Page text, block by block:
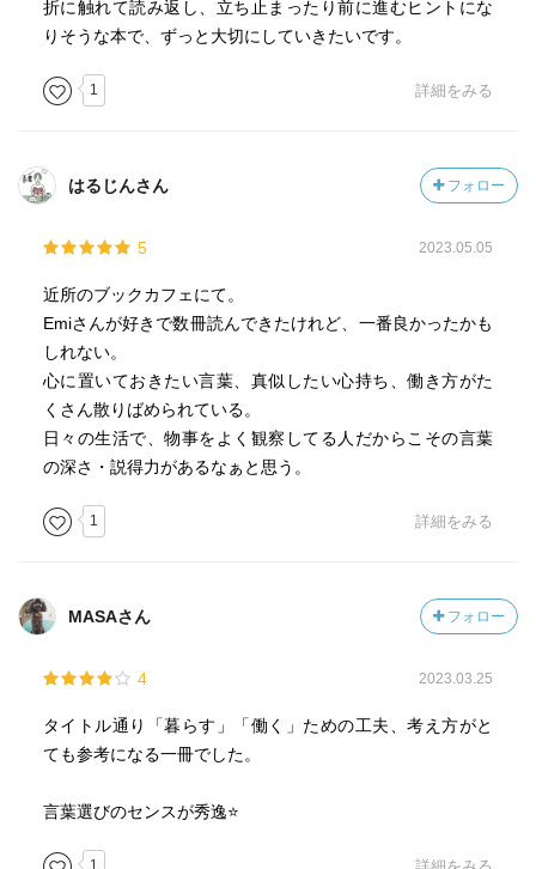
折に触れて読み返し、立ち止まったり前に進むヒントにな
りそうな本で、ずっと大切にしていきたいです。
1 詳細をみる
はるじんさん フォロー
5 2023.05.05
近所のブックカフェにて。
Emiさんが好きで数冊読んできたけれど、一番良かったかも
しれない。
心に置いておきたい言葉、真似したい心持ち、働き方がた
くさん散りばめられている。
日々の生活で、物事をよく観察してる人だからこその言葉
の深さ・説得力があるなぁと思う。
1 詳細をみる
MASAさん フォロー
4 2023.03.25
タイトル通り「暮らす」「働く」ための工夫、考え方がと
ても参考になる一冊でした。
言葉選びのセンスが秀逸⭐️
1